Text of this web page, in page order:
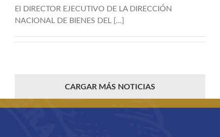
El DIRECTOR EJECUTIVO DE LA DIRECCIÓN
NACIONAL DE BIENES DEL […]
CARGAR MÁS NOTICIAS